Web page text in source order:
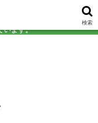
になる食品は必ず自分で試
口コミサイトじゃ教えてく
います。
ンが含まれています。検索